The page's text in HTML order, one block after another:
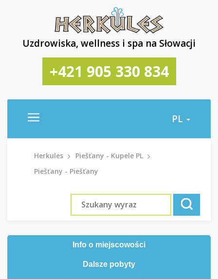
Uzdrowiska, wellness i spa na Słowacji
+421 905 330 834
PL
Herkules
Piešťany - Kupele PL
Piešťany - Piešťany
Info o miejscowości
Dalsze pobyty